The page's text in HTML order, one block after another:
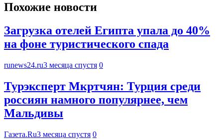
Похожие новости
Загрузка отелей Египта упала до 40%
на фоне туристического спада
runews24.ru3 месяца спустя 0
Турэксперт Мкртчян: Турция среди
россиян намного популярнее, чем
Мальдивы
Газета.Ru3 месяца спустя 0